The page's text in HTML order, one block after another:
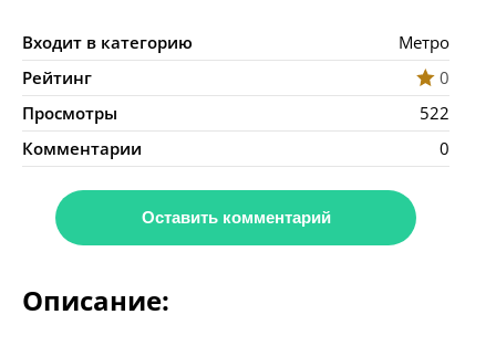
Входит в категорию
Метро
Рейтинг
0
Просмотры
522
Комментарии
0
Оставить комментарий
Описание: